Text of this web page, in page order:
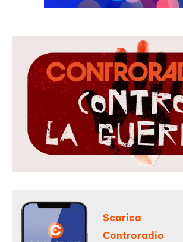
Scarica
Controradio